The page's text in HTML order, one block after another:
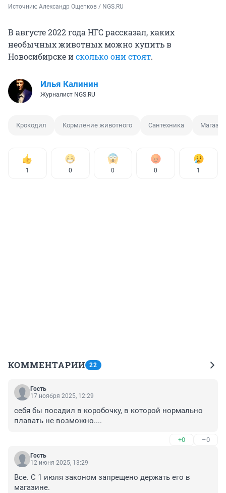
Источник: Александр Ощепков / NGS.RU
В августе 2022 года НГС рассказал, каких
необычных животных можно купить в
Новосибирске исколько они стоят.
Илья Калинин
Журналист NGS.RU
Крокодил Кормление животного Сантехника
1 0 0 0 1
КОММЕНТАРИИ 22
Гость
17 ноября 2025, 12:29
себя бы посадил в коробочку, в которой нормально
плавать не возможно....
+0 –0
Гость
12 июня 2025, 13:29
Все. С 1 июля законом запрещено держать его в
магазине.